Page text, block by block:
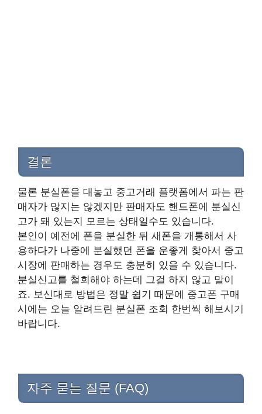
결론
물론 분실폰을 대놓고 중고거래 플랫폼에서 파는 판
매자가 많지는 않겠지만 판매자도 핸드폰에 분실신
고가 돼 있는지 모르는 상태일수도 있습니다.
본인이 예전에 폰을 분실한 뒤 새폰을 개통해서 사
용하다가 나중에 분실했던 폰을 운좋게 찾아서 중고
시장에 판매하는 경우도 충분히 있을 수 있습니다.
분실신고를 철회해야 하는데 그걸 하지 않고 말이
죠. 보신대로 방법은 정말 쉽기 때문에 중고폰 구매
시에는 오늘 알려드린 분실폰 조회 한번씩 해보시기
바랍니다.
자주 묻는 질문 (FAQ)